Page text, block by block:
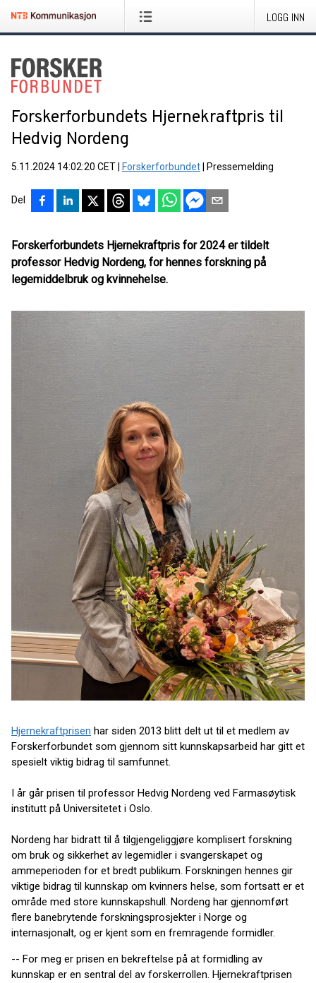
LOGG INN
Forskerforbundets Hjernekraftpris til
Hedvig Nordeng
5.11.2024 14:02:20 CET Forskerforbundet Pressemelding
Del
Forskerforbundets Hjernekraftpris for 2024 er tildelt
professor Hedvig Nordeng, for hennes forskning på
legemiddelbruk og kvinnehelse.
Hjernekraftprisen har siden 2013 blitt delt ut til et medlem av
Forskerforbundet som gjennom sitt kunnskapsarbeid har gitt et
spesielt viktig bidrag til samfunnet.
I år går prisen til professor Hedvig Nordeng ved Farmasøytisk
institutt på Universitetet i Oslo.
Nordeng har bidratt til å tilgjengeliggjøre komplisert forskning
om bruk og sikkerhet av legemidler i svangerskapet og
ammeperioden for et bredt publikum. Forskningen hennes gir
viktige bidrag til kunnskap om kvinners helse, som fortsatt er et
område med store kunnskapshull. Nordeng har gjennomført
flere banebrytende forskningsprosjekter i Norge og
internasjonalt, og er kjent som en fremragende formidler.
-- For meg er prisen en bekreftelse på at formidling av
kunnskap er en sentral del av forskerrollen. Hjernekraftprisen